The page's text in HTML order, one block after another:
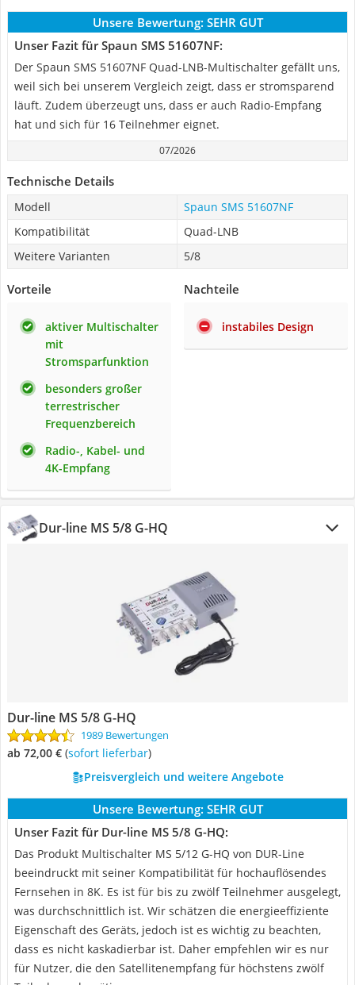
Unsere Bewertung: SEHR GUT
Unser Fazit für Spaun SMS 51607NF:
Der Spaun SMS 51607NF Quad-LNB-Multischalter gefällt uns,
weil sich bei unserem Vergleich zeigt, dass er stromsparend
läuft. Zudem überzeugt uns, dass er auch Radio-Empfang
hat und sich für 16 Teilnehmer eignet.
07/2026
Technische Details
Modell
Spaun SMS 51607NF
Kompatibilität
Quad-LNB
Weitere Varianten
5/8
Vorteile
aktiver Multischalter
mit
Stromsparfunktion
besonders großer
terrestrischer
Frequenzbereich
Radio-, Kabel- und
4K-Empfang
Nachteile
instabiles Design
Dur-line MS 5/8 G-HQ
Dur-line MS 5/8 G-HQ
1989 Bewertungen
ab 72,00 € ( Sofort lieferbar)
Preisvergleich und weitere Angebote
Unsere Bewertung: SEHR GUT
Unser Fazit für Dur-line MS 5/8 G-HQ:
Das Produkt Multischalter MS 5/12 G-HQ von DUR-Line
beeindruckt mit seiner Kompatibilität für hochauflösendes
Fernsehen in 8K. Es ist für bis zu zwölf Teilnehmer ausgelegt,
was durchschnittlich ist. Wir schätzen die energieeffiziente
Eigenschaft des Geräts, jedoch ist es wichtig zu beachten,
dass es nicht kaskadierbar ist. Daher empfehlen wir es nur
für Nutzer, die den Satellitenempfang für höchstens zwölf